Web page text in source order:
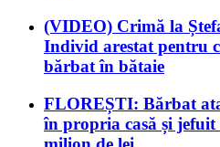
(VIDEO) Crimă la
Individ arestat pentru
bărbat în bătaie
FLOREȘTI: Bărbat
în propria casă și jefuit